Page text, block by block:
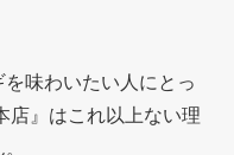
味わいたい人にとっ
店』はこれ以上ない理